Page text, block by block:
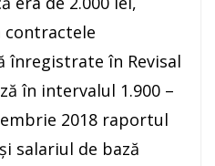
înregistrate în Revisal
în intervalul 1.900 –
2018 raportul
salariul de bază